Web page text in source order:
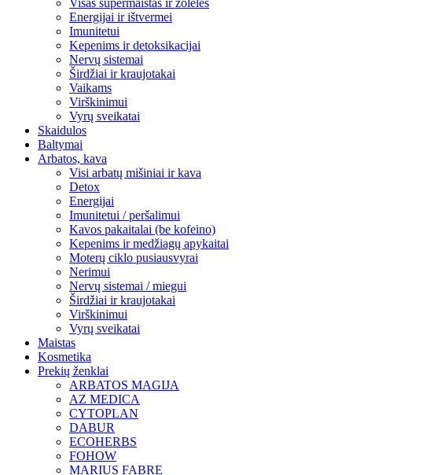
Visas supermaistas ir žolelės
Energijai ir ištvermei
Imunitetui
Kepenims ir detoksikacijai
Nervų sistemai
Širdžiai ir kraujotakai
Vaikams
Virškinimui
Vyrų sveikatai
Skaidulos
Baltymai
Arbatos, kava
Visi arbatų mišiniai ir kava
Detox
Energijai
Imunitetui / peršalimui
Kavos pakaitalai (be kofeino)
Kepenims ir medžiagų apykaitai
Moterų ciklo pusiausvyrai
Nerimui
Nervų sistemai / miegui
Širdžiai ir kraujotakai
Virškinimui
Vyrų sveikatai
Maistas
Kosmetika
Prekių ženklai
ARBATOS MAGIJA
AZ MEDICA
CYTOPLAN
DABUR
ECOHERBS
FOHOW
MARIUS FABRE